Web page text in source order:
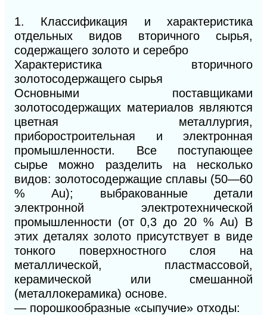
1. Классификация и характеристика
отдельных видов вторичного сырья,
содержащего золото и серебро
Характеристика вторичного
золотосодержащего сырья
Основными поставщиками
золотосодержащих материалов являются
цветная металлургия,
приборостроительная и электронная
промышленности. Все поступающее
сырье можно разделить на несколько
видов: золотосодержащие сплавы (50—60
% Au); выбракованные детали
электронной электротехнической
промышленности (от 0,3 до 20 % Au) В
этих деталях золото присутствует в виде
тонкого поверхностного слоя на
металлической, пластмассовой,
керамической или смешанной
(металлокерамика) основе.
— порошкообразные «сыпучие» отходы: